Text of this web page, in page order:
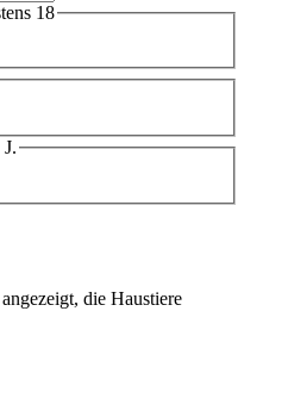
18
die Haustiere